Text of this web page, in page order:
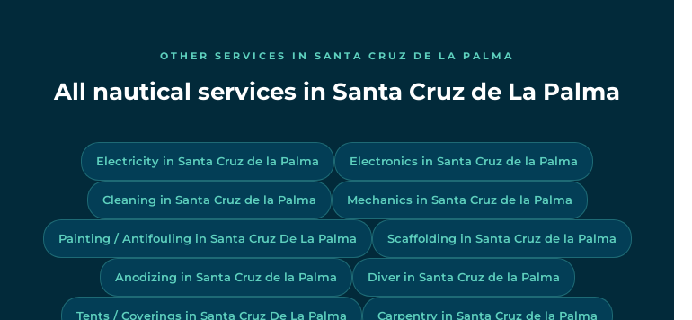
OTHER SERVICES IN SANTA CRUZ DE LA PALMA
All nautical services in Santa Cruz de La Palma
Electricity in Santa Cruz de la Palma Electronics in Santa Cruz de la Palma
Cleaning in Santa Cruz de la Palma Mechanics in Santa Cruz de la Palma
Painting / Antifouling in Santa Cruz De La Palma Scaffolding in Santa Cruz de la Palma
Anodizing in Santa Cruz de la Palma Diver in Santa Cruz de la Palma
Tents / Coverings in Santa Cruz De La Palma Carpentry in Santa Cruz de la Palma